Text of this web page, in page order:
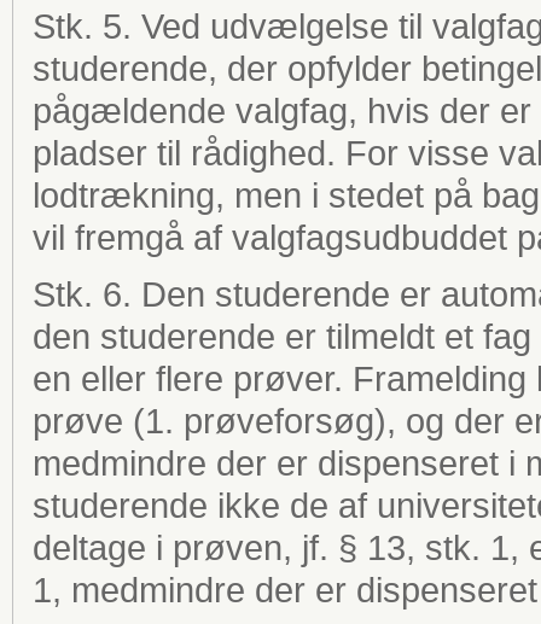
Stk. 5. Ved udvælgelse til
studerende, der opfylder
pågældende valgfag, hvis der
pladser til rådighed. For visse
lodtrækning, men i stedet på
vil fremgå af valgfagsudbuddet
Stk. 6. Den studerende er
den studerende er tilmeldt et
en eller flere prøver.
prøve (1. prøveforsøg), og der
medmindre der er dispenseret i
studerende ikke de af
deltage i prøven, jf. § 13, stk.
1, medmindre der er